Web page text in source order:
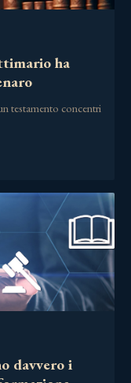
ha
testamento concentri
davvero i